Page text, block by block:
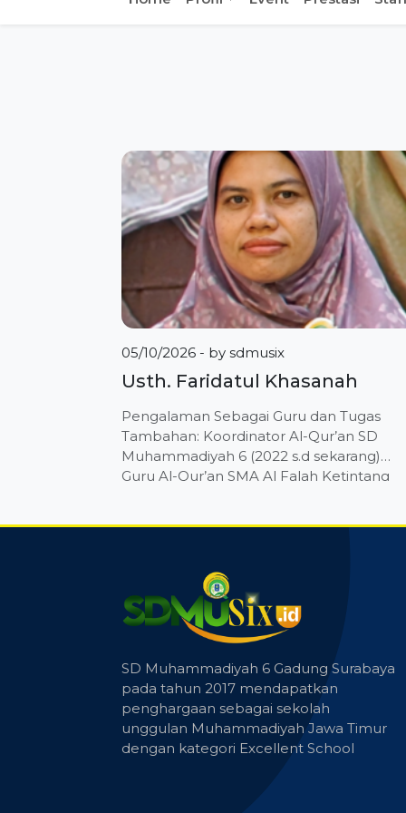
05/10/2026 - by sdmusix
Usth. Faridatul Khasanah
Pengalaman Sebagai Guru dan Tugas
Tambahan: Koordinator Al-Qur’an SD
Muhammadiyah 6 (2022 s.d sekarang)
Guru Al-Qur’an SMA Al Falah Ketintang
Berkelanjutan: Pelatihan Sertifikasi Ummi
(2011) Pelatihan Tahfidz (2018) Pelatihan
Sertifikasi Turjuman (2024) Pelatihan
Koordinator (2025) Pelatihan Sertifikasi
SD Muhammadiyah 6 Gadung Surabaya
pada tahun 2017 mendapatkan
penghargaan sebagai sekolah
unggulan Muhammadiyah Jawa Timur
dengan kategori Excellent School